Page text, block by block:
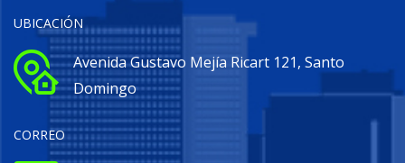
UBICACIÓN
Avenida Gustavo Mejía Ricart 121, Santo
Domingo
CORREO